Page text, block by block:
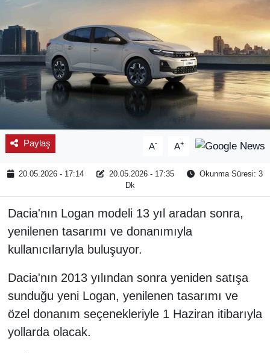
Paylaş A- A+
20.05.2026 - 17:14 20.05.2026 - 17:35
Okunma Süresi: 3
Dk
Dacia'nın Logan modeli 13 yıl aradan sonra,
yenilenen tasarımı ve donanımıyla
kullanıcılarıyla buluşuyor.
Dacia'nın 2013 yılından sonra yeniden satışa
sunduğu yeni Logan, yenilenen tasarımı ve
özel donanım seçenekleriyle 1 Haziran itibarıyla
yollarda olacak.
YAŞAM
BİLİM - TEKNOLOJİ
KADIN
KÜLTÜR SANAT